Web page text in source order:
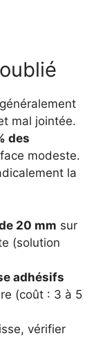
mal jointée.
des
modeste.
la
20 mm sur
(solution
adhésifs
(coût : 3 à 5
vérifier